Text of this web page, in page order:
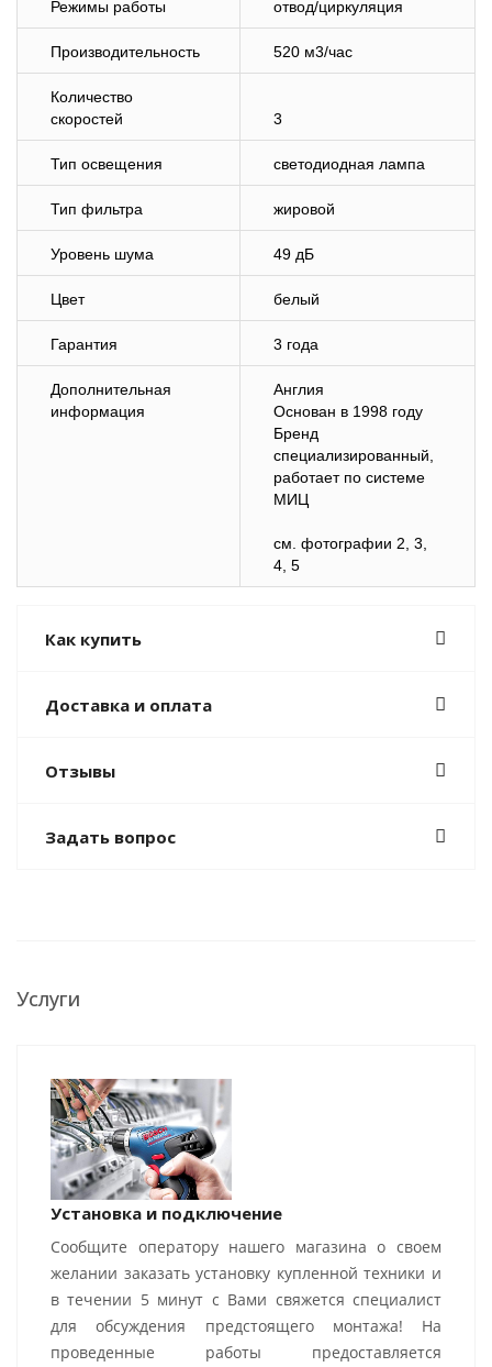
Режимы работы отвод/циркуляция
Производительность 520 м3/час
Количество
скоростей
3
Тип освещения светодиодная лампа
Тип фильтра жировой
Уровень шума 49 дБ
Цвет белый
Гарантия 3 года
Дополнительная
информация
Англия
Основан в 1998 году
Бренд
специализированный,
работает по системе
МИЦ
см. фотографии 2, 3,
4, 5
Как купить
Доставка и оплата
Отзывы
Задать вопрос
Услуги
Установка и подключение
Сообщите оператору нашего магазина о своем
желании заказать установку купленной техники и
в течении 5 минут с Вами свяжется специалист
для обсуждения предстоящего монтажа! На
проведенные работы предоставляется